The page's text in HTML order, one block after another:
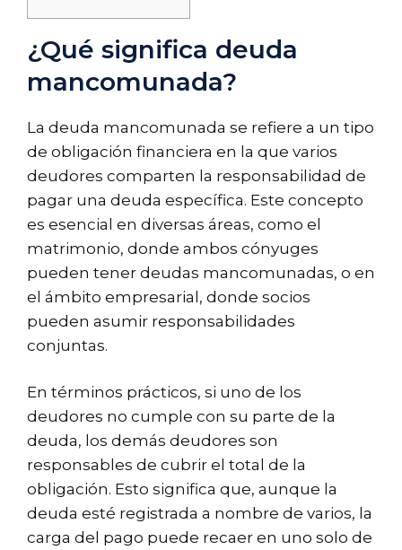
¿Qué significa deuda
mancomunada?
La deuda mancomunada se refiere a un tipo
de obligación financiera en la que varios
deudores comparten la responsabilidad de
pagar una deuda específica. Este concepto
es esencial en diversas áreas, como el
matrimonio, donde ambos cónyuges
pueden tener deudas mancomunadas, o en
el ámbito empresarial, donde socios
pueden asumir responsabilidades
conjuntas.
En términos prácticos, si uno de los
deudores no cumple con su parte de la
deuda, los demás deudores son
responsables de cubrir el total de la
obligación. Esto significa que, aunque la
deuda esté registrada a nombre de varios, la
carga del pago puede recaer en uno solo de